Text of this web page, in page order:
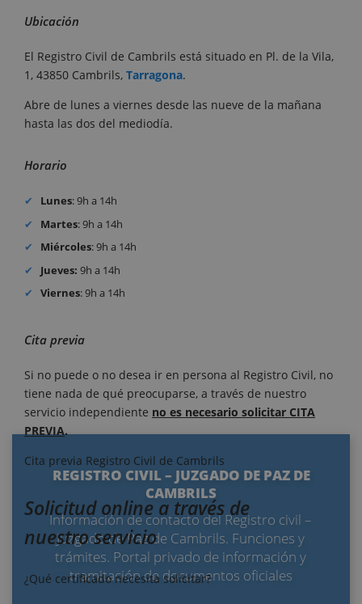
REGISTRO CIVIL – JUZGADO DE PAZ DE
CAMBRILS
Información de contacto del Registro civil –
Juzgado de Paz de Cambrils. Funciones y
trámites. Portal privado de información y
tramitación de documentos oficiales
Ubicación
El Registro Civil de Cambrils está situado en Pl. de la Vila,
1, 43850 Cambrils, Tarragona.
Abre de lunes a viernes desde las nueve de la mañana
hasta las dos del mediodía.
Horario
Lunes: 9h a 14h
Martes: 9h a 14h
Miércoles: 9h a 14h
Jueves: 9h a 14h
Viernes: 9h a 14h
Cita previa
Si no puede o no desea ir en persona al Registro Civil, no
tiene nada de qué preocuparse, a través de nuestro
servicio independiente no es necesario solicitar CITA
PREVIA.
Cita previa Registro Civil de Cambrils
Solicitud online a través de
nuestro servicio
¿Qué certificado necesita solicitar?